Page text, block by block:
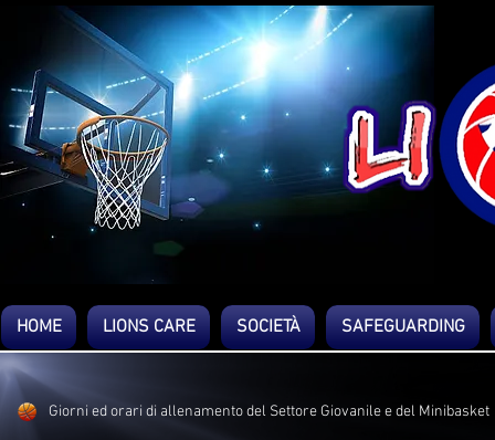
Giorni ed orari di allenamento del Settore Giovanile e del Minibasket
HOME LIONS CARE SOCIETÀ SAFEGUARDING